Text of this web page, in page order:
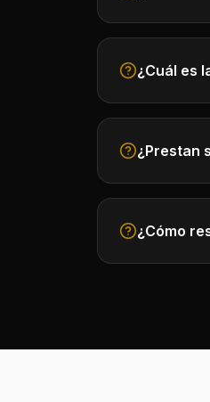
¿Cuál es
¿Prestan
¿Cómo